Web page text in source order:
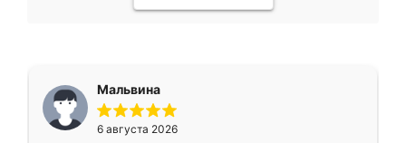
Мальвина
6 августа 2026